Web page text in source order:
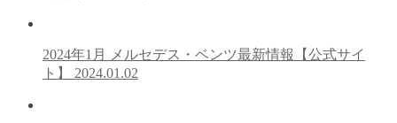
2024年1月 メルセデス・ベンツ最新情報【公式サイ
ト】 2024.01.02